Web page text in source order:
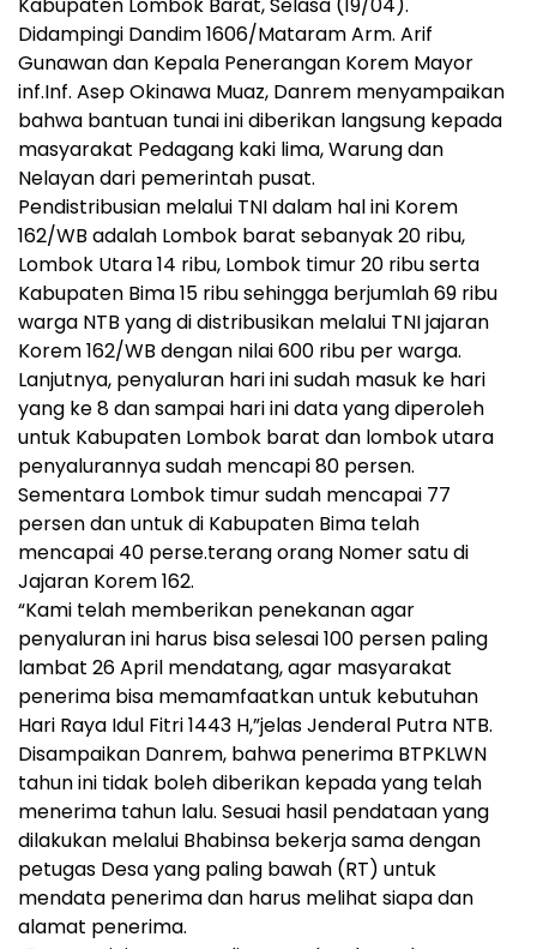
Didampingi Dandim 1606/Mataram Arm. Arif
Gunawan dan Kepala Penerangan Korem Mayor
inf.Inf. Asep Okinawa Muaz, Danrem menyampaikan
bahwa bantuan tunai ini diberikan langsung kepada
masyarakat Pedagang kaki lima, Warung dan
Nelayan dari pemerintah pusat.
Pendistribusian melalui TNI dalam hal ini Korem
162/WB adalah Lombok barat sebanyak 20 ribu,
Lombok Utara 14 ribu, Lombok timur 20 ribu serta
Kabupaten Bima 15 ribu sehingga berjumlah 69 ribu
warga NTB yang di distribusikan melalui TNI jajaran
Korem 162/WB dengan nilai 600 ribu per warga.
Lanjutnya, penyaluran hari ini sudah masuk ke hari
yang ke 8 dan sampai hari ini data yang diperoleh
untuk Kabupaten Lombok barat dan lombok utara
penyalurannya sudah mencapi 80 persen.
Sementara Lombok timur sudah mencapai 77
persen dan untuk di Kabupaten Bima telah
mencapai 40 perse.terang orang Nomer satu di
Jajaran Korem 162.
“Kami telah memberikan penekanan agar
penyaluran ini harus bisa selesai 100 persen paling
lambat 26 April mendatang, agar masyarakat
penerima bisa memamfaatkan untuk kebutuhan
Hari Raya Idul Fitri 1443 H,”jelas Jenderal Putra NTB.
Disampaikan Danrem, bahwa penerima BTPKLWN
tahun ini tidak boleh diberikan kepada yang telah
menerima tahun lalu. Sesuai hasil pendataan yang
dilakukan melalui Bhabinsa bekerja sama dengan
petugas Desa yang paling bawah (RT) untuk
mendata penerima dan harus melihat siapa dan
alamat penerima.